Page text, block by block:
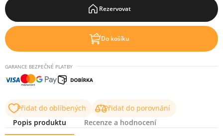
Rezervovat
Do košíku
GARANCE BEZPEČNÉ PLATBY
Přidat do oblíbených
Přidat do porovnání
Popis produktu
Recenze a hodnocení